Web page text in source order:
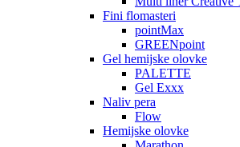
Fini flomasteri
pointMax
GREENpoint
Gel hemijske olovke
PALETTE
Gel Exxx
Naliv pera
Flow
Hemijske olovke